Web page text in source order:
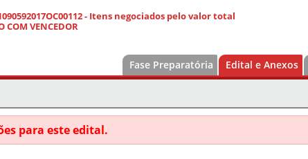
- Itens negociados pelo valor total
COM VENCEDOR
Fase Preparatória Edital e Anexos
para este edital.